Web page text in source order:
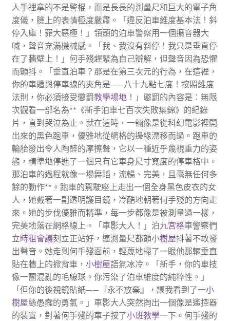
人手裡拿的不是警棍，而是長長的測量尺和巨大的電子角
度儀，臉上的表情極度嚴肅。「違反泊車維度基本法！斜
停入庫！罪大惡極！」領頭的泊車警察用一個擴音器大
喊，聲音充滿機械感。「我、我沒有斜停！我只是垂直停
在了牆壁上！」何手殘趕緊為自己辯解，但聲音因為恐懼
而顫抖。「垂直泊車？那是在第三次元的行為，在這裡，
你的車體與停車線的夾角是——八十九點七度！按照維度
法則，你必須接受懲罰教學場地！」懲罰的內容是：無限
次觀看一部名為**《新手泊車七百次失敗集錦》的紀錄
片，直到哭泣為止。就在這時，一輛像是從科幻電影裡開
出來的黑色跑車，優雅地從網格的邊緣漂移而過。跑車的
輪胎發出令人陶醉的摩擦聲，它以一種近乎蔑視重力的姿
態，精準地停進了一個只有它車身尺寸寬度的停車格中。
那泊車的過程就像一場舞蹈，流暢、完美，且毫無任何多
餘的動作**。跑車的駕駛座上走出一個全身黑色皮衣的女
人，她戴著一副透明護目鏡，冷酷地朝著何手殘的方向走
來。她的步伐優雅而精準，每一步都像是被測量過一樣，
完美地落在網格線上。「車影大人！」泊九宮格車警察們
立時租會議刻立正站好，連測量尺都顫小樹屋抖著不敢發
出聲音。她走到何手殘面前，輕蔑地掃了一眼他那輛垂直
貼在牆上的掀背車， 小樹屋語氣冰冷。「新手，你的車技
像一團混亂的毛線球。你污染了泊車維度的純粹性。」
「但你的後視鏡貼紙——『永不放棄』，讓我看到了一小
樹屋絲愚蠢的勇氣。」車影大人突然掏出一個像是遙控器
的裝置，對著何手殘的車子按了小班教學一下。何手殘的